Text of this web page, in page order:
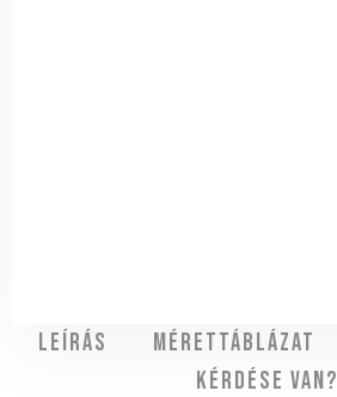
Leírás Mérettáblázat
Kérdése van?